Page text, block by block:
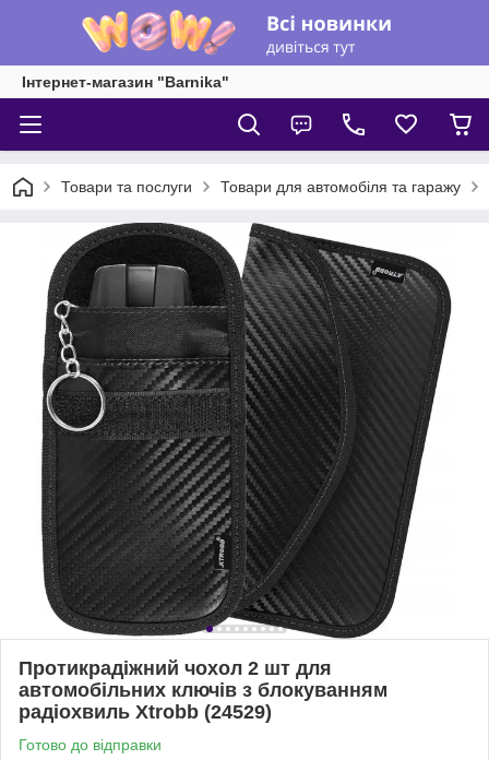
Інтернет-магазин "Barnika"
Товари та послуги Товари для автомобіля та гаражу
Протикрадіжний чохол 2 шт для
автомобільних ключів з блокуванням
радіохвиль Xtrobb (24529)
Готово до відправки